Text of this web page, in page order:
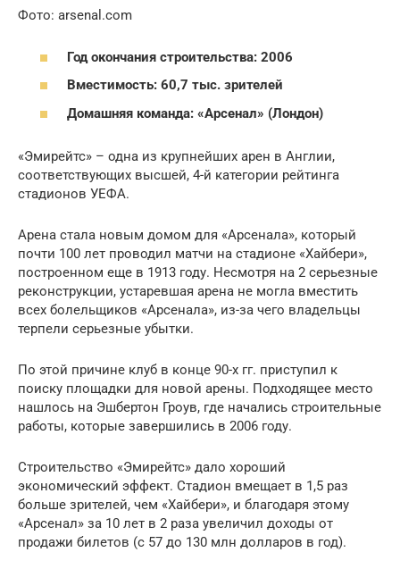
Фото: arsenal.com
Год окончания строительства: 2006
Вместимость: 60,7 тыс. зрителей
Домашняя команда: «Арсенал» (Лондон)
«Эмирейтс» – одна из крупнейших арен в Англии,
соответствующих высшей, 4-й категории рейтинга
стадионов УЕФА.
Арена стала новым домом для «Арсенала», который
почти 100 лет проводил матчи на стадионе «Хайбери»,
построенном еще в 1913 году. Несмотря на 2 серьезные
реконструкции, устаревшая арена не могла вместить
всех болельщиков «Арсенала», из-за чего владельцы
терпели серьезные убытки.
По этой причине клуб в конце 90-х гг. приступил к
поиску площадки для новой арены. Подходящее место
нашлось на Эшбертон Гроув, где начались строительные
работы, которые завершились в 2006 году.
Строительство «Эмирейтс» дало хороший
экономический эффект. Стадион вмещает в 1,5 раз
больше зрителей, чем «Хайбери», и благодаря этому
«Арсенал» за 10 лет в 2 раза увеличил доходы от
продажи билетов (с 57 до 130 млн долларов в год).